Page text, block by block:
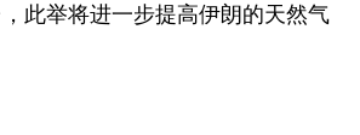
此举将进一步提高伊朗的天然气